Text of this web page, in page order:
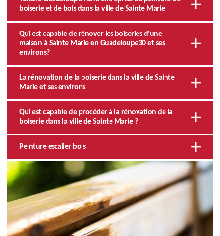
boiserie et de bois dans la ville de Sainte Marie
Qui est capable de rénover les boiseries d'une
maison à Sainte Marie en Guadeloupe30 et ses
environs?
La rénovation de la boiserie dans la ville de Sainte
Marie et ses environs
Qui est capable de procéder à la rénovation de la
boiserie dans la ville de Sainte Marie ?
Peinture escalier bois